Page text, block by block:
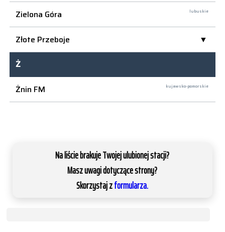
Zielona Góra lubuskie
Złote Przeboje
Ż
Żnin FM
kujawsko-pomorskie
Na liście brakuje Twojej ulubionej stacji?
Masz uwagi dotyczące strony?
Skorzystaj zformularza.